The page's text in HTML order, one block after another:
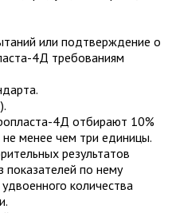
или подтверждение о
4Д требованиям
4Д отбирают 10%
менее чем три единицы.
результатов
по нему
количества